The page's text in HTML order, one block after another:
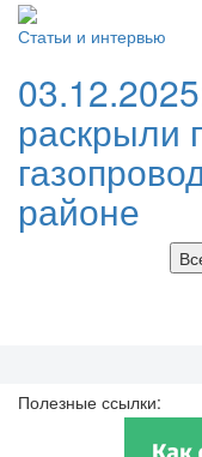
Статьи и интервью
раскрыли
районе
Полезные ссылки: